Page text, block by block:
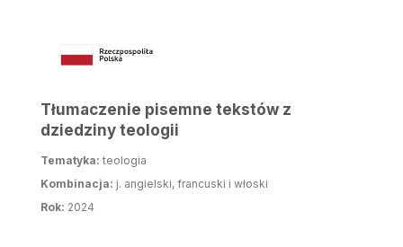
Tłumaczenie pisemne tekstów z
dziedziny teologii
Tematyka: teologia
Kombinacja: j. angielski, francuski i włoski
Rok: 2024